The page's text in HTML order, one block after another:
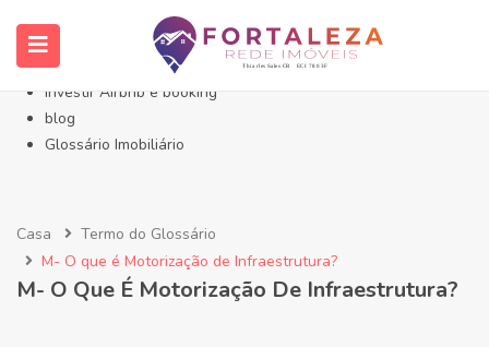
Início- Imóveis Fortaleza Eusébio
Imóveis em Fortaleza
Imóveis no Eusébio
Investir Airbnb e booking
blog
Glossário Imobiliário
Casa
Termo do Glossário
M- O que é Motorização de Infraestrutura?
M- O Que É Motorização De Infraestrutura?